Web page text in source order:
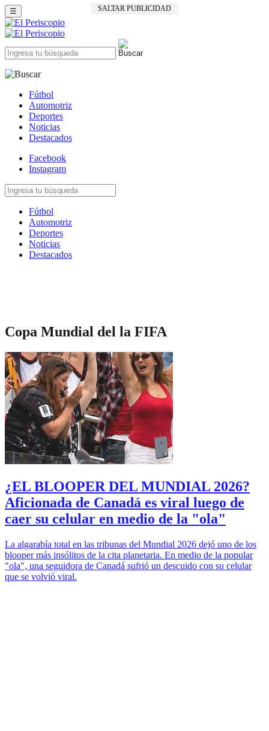
SALTAR PUBLICIDAD
☰
Fútbol
Automotriz
Deportes
Noticias
Destacados
Facebook
Instagram
Fútbol
Automotriz
Deportes
Noticias
Destacados
Copa Mundial del la FIFA
¿EL BLOOPER DEL MUNDIAL 2026?
Aficionada de Canadá es viral luego de
caer su celular en medio de la "ola"
La algarabía total en las tribunas del Mundial 2026 dejó uno de los
blooper más insólitos de la cita planetaria. En medio de la popular
"ola", una seguidora de Canadá sufrió un descuido con su celular
que se volvió viral.